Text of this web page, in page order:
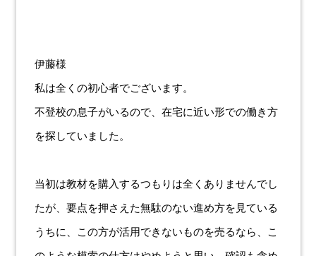
伊藤様
私は全くの初心者でございます。
不登校の息子がいるので、在宅に近い形での働き方
を探していました。
当初は教材を購入するつもりは全くありませんでし
たが、要点を押さえた無駄のない進め方を見ている
うちに、この方が活用できないものを売るなら、こ